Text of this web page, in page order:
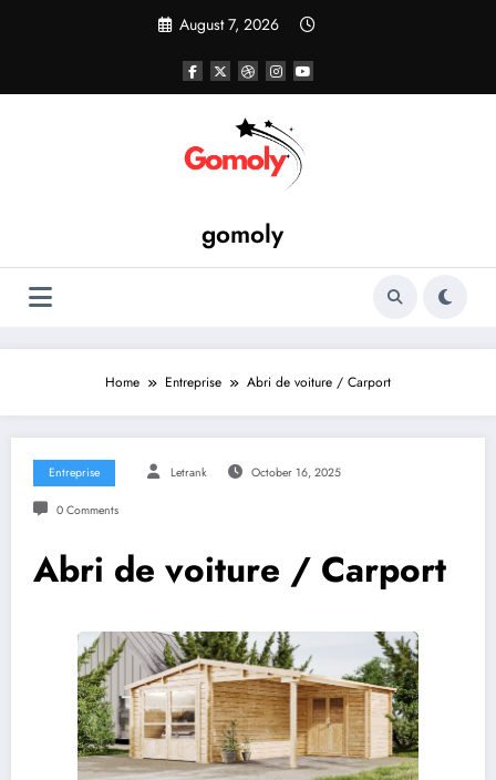
August 7, 2026
gomoly
Home Entreprise Abri de voiture / Carport
Entreprise Letrank October 16, 2025
0 Comments
Abri de voiture / Carport